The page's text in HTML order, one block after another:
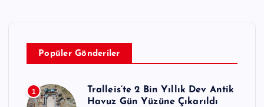
Popüler Gönderiler
1
Tralleis’te 2 Bin Yıllık Dev Antik
Havuz Gün Yüzüne Çıkarıldı